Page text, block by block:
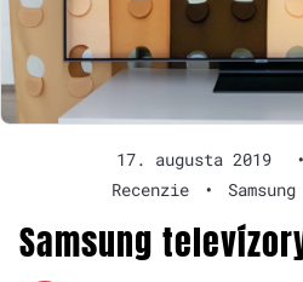
17. augusta 2019 •
Recenzie
• Samsung
Samsung